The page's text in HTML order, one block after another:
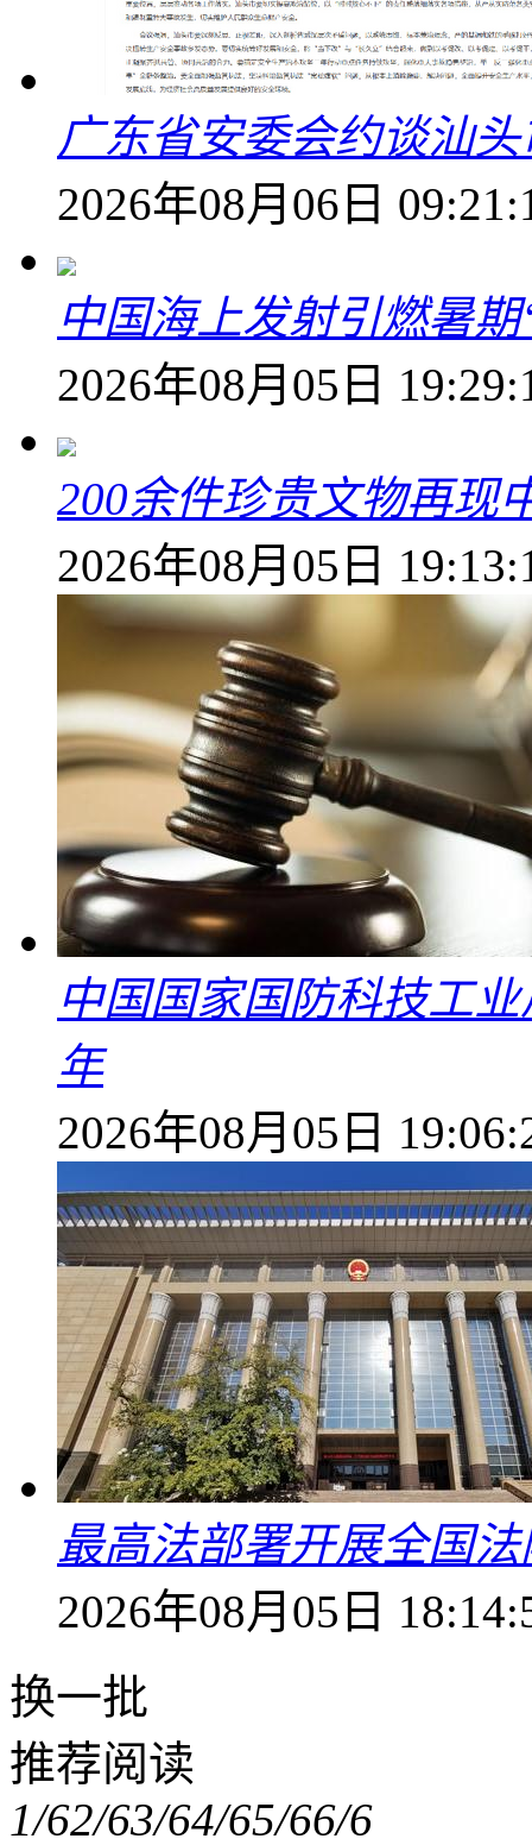
广东省安委会约谈汕
2026年08月06日
中国海上发射引燃暑
2026年08月05日
200余件珍贵文物再现
2026年08月05日
中国国家国防科技工
年
2026年08月05日
最高法部署开展全国
2026年08月05日
换一批
推荐阅读
1/62/63/64/65/66/6